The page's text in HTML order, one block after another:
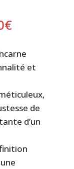
€Plage
prix :
1.300,00€
2.050,00€
et
de
d’un